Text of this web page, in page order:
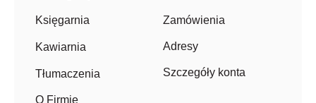
Księgarnia
Kawiarnia
Tłumaczenia
O Firmie
Zamówienia
Adresy
Szczegóły konta